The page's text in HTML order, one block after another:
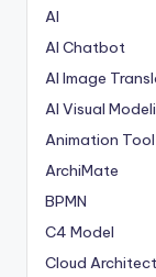
AI
AI Chatbot
AI Image
AI Visual
Animation Tool
ArchiMate
BPMN
C4 Model
Cloud